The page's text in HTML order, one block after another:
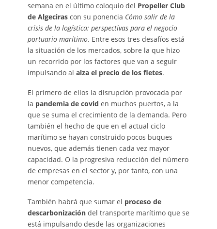
semana en el último coloquio del Propeller Club
de Algecirascon su ponencia Cómo salir de la
crisis de la logística: perspectivas para el negocio
portuario marítimo. Entre esos tres desafíos está
la situación de los mercados, sobre la que hizo
un recorrido por los factores que van a seguir
impulsando al alza el precio de los fletes.
El primero de ellos la disrupción provocada por
la pandemia de covid en muchos puertos, a la
que se suma el crecimiento de la demanda. Pero
también el hecho de que en el actual ciclo
marítimo se hayan construido pocos buques
nuevos, que además tienen cada vez mayor
capacidad. O la progresiva reducción del número
de empresas en el sector y, por tanto, con una
menor competencia.
También habrá que sumar el proceso de
descarbonizacióndel transporte marítimo que se
está impulsando desde las organizaciones